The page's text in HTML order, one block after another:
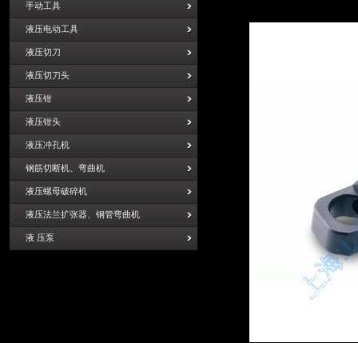
手动工具
液压电动工具
液压切刀
液压切刀头
液压钳
液压钳头
液压冲孔机
钢筋切断机、弯曲机
液压螺母破碎机
液压法兰扩张器、钢管弯曲机
液 压泵